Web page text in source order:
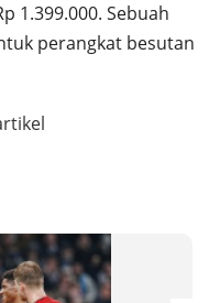
1.399.000. Sebuah
perangkat besutan